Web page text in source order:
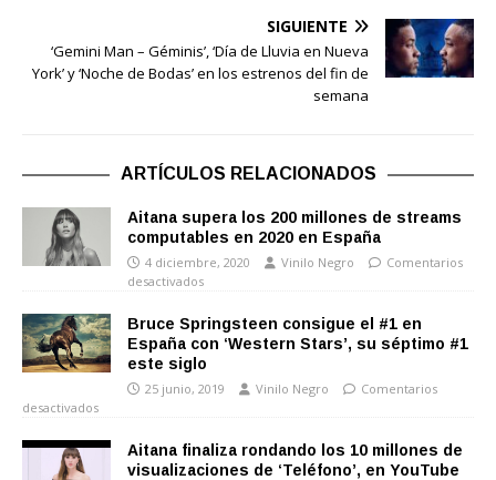
SIGUIENTE
‘Gemini Man – Géminis’, ‘Día de Lluvia en Nueva
York’ y ‘Noche de Bodas’ en los estrenos del fin de
semana
ARTÍCULOS RELACIONADOS
Aitana supera los 200 millones de streams
computables en 2020 en España
4 diciembre, 2020 Vinilo Negro
Comentarios
desactivados
Bruce Springsteen consigue el #1 en
España con ‘Western Stars’, su séptimo #1
este siglo
25 junio, 2019 Vinilo Negro
Comentarios
desactivados
Aitana finaliza rondando los 10 millones de
visualizaciones de ‘Teléfono’, en YouTube